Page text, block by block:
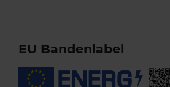
EU Bandenlabel